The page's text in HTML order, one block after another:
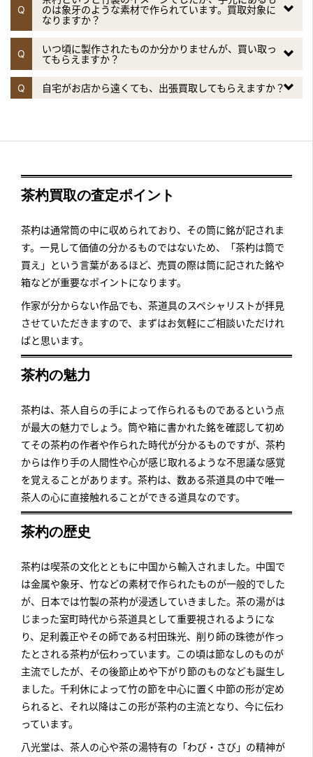
Q
のは象牙のような素材で作られています。買取対象に
なりますか？
Q
いつ頃に製作されたものか分かりませんが、買い取っ
てもらえますか？
Q 自宅がお店から遠くても、出張買取してもらえますか？
茶杓買取の査定ポイント
茶杓は通常筒の中に収められており、その筒に銘が記されま
す。一見して価値の分かるものではないため、「茶杓は筒で
買え」という言葉があるほど、売買の際は筒に記された銘や
箱などが重要なポイントになります。
作家が分からない作品でも、茶道具のスペシャリストが拝見
させていただきますので、まずはお気軽にご相談いただけれ
ばと思います。
茶杓の魅力
茶杓は、茶人自らの手によって作られるものであるという点
が最大の魅力でしょう。筒や箱に書かれた銘を確認して初め
てその茶杓の作者や作られた時代が分かるものですが、茶杓
からは作り手の人間性や心が感じ取れるような不思議な感覚
を覚えることがあります。茶杓は、数ある茶道具の中で唯一
茶人の心に直接触れることができる道具なのです。
茶杓の歴史
茶杓は喫茶の文化とともに中国から輸入されました。中国で
は金属や象牙、竹などの素材で作られたものが一般的でした
が、日本では竹製の茶杓が浸透していきました。茶の湯がは
じまった室町時代から茶道具として重要視されるようにな
り、足利義正やその師である村田珠光、削り師の珠徳が作っ
たとされる茶杓が伝わっています。この頃は節なしのものが
主流でしたが、その後節止めや下がり節のものなども誕生し
ました。千利休によって竹の節を中心に置く中節の形が定め
られると、それ以降はこの形が茶杓の主流となり、今に伝わ
っています。
八光堂は、茶人の心や茶の湯特有の「わび・さび」の精神が